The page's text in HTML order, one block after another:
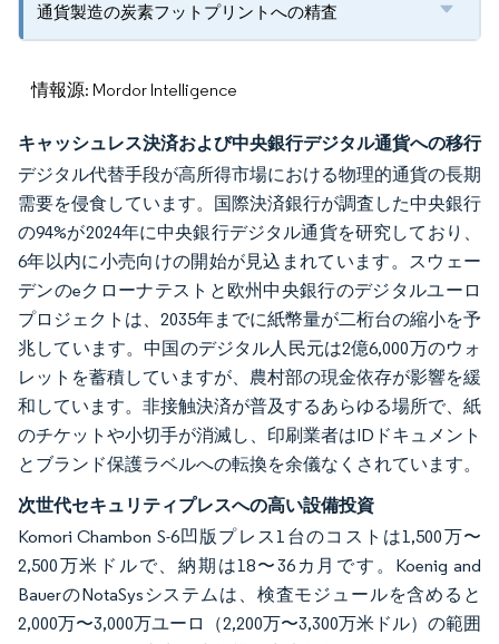
通貨製造の炭素フットプリントへの精査
情報源: Mordor Intelligence
キャッシュレス決済および中央銀行デジタル通貨への移行
デジタル代替手段が高所得市場における物理的通貨の長期
需要を侵食しています。国際決済銀行が調査した中央銀行
の94%が2024年に中央銀行デジタル通貨を研究しており、
6年以内に小売向けの開始が見込まれています。スウェー
デンのeクローナテストと欧州中央銀行のデジタルユーロ
プロジェクトは、2035年までに紙幣量が二桁台の縮小を予
兆しています。中国のデジタル人民元は2億6,000万のウォ
レットを蓄積していますが、農村部の現金依存が影響を緩
和しています。非接触決済が普及するあらゆる場所で、紙
のチケットや小切手が消滅し、印刷業者はIDドキュメント
とブランド保護ラベルへの転換を余儀なくされています。
次世代セキュリティプレスへの高い設備投資
Komori Chambon S-6凹版プレス1台のコストは1,500万〜
2,500万米ドルで、納期は18〜36カ月です。Koenig and
BauerのNotaSysシステムは、検査モジュールを含めると
2,000万〜3,000万ユーロ（2,200万〜3,300万米ドル）の範囲